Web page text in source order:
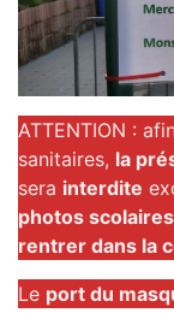
ATTENTION :
sanitaires, la
sera interdite
photos scolaires
rentrer dans la
Le port du